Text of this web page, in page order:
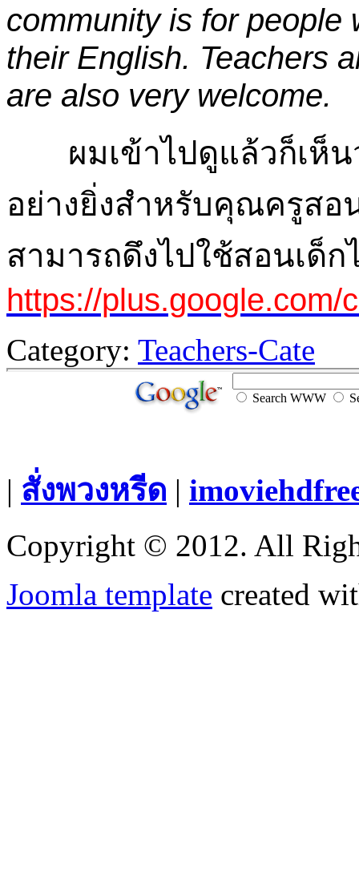
community is for people
their English. Teachers
are also very welcome.
ผมเข้าไปดูแล้วก็เห็นว่
อย่างยิ่งสำหรับคุณครูสอ
สามารถดึงไปใช้สอนเด็
https://plus.google.com/
Category: Teachers-Cate
Search WWW
| สั่งพวงหรีด |
Copyright © 2012. All
Joomla template created